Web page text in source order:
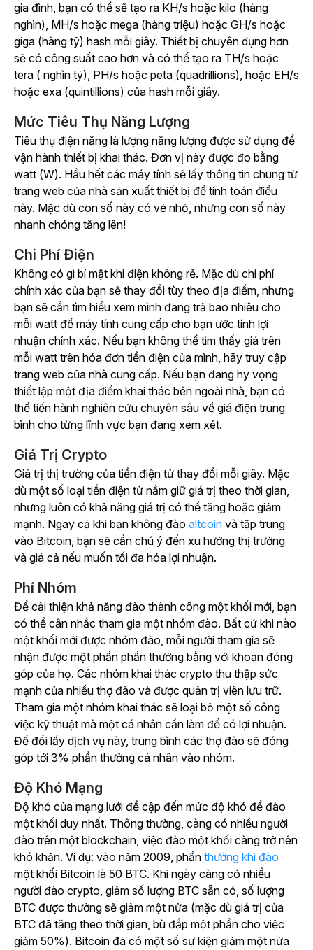
gia đình, bạn có thể sẽ tạo ra KH/s hoặc kilo (hàng
nghìn), MH/s hoặc mega (hàng triệu) hoặc GH/s hoặc
giga (hàng tỷ) hash mỗi giây. Thiết bị chuyên dụng hơn
sẽ có công suất cao hơn và có thể tạo ra TH/s hoặc
tera ( nghìn tỷ), PH/s hoặc peta (quadrillions), hoặc EH/s
hoặc exa (quintillions) của hash mỗi giây.
Mức Tiêu Thụ Năng Lượng
Tiêu thụ điện năng là lượng năng lượng được sử dụng để
vận hành thiết bị khai thác. Đơn vị này được đo bằng
watt (W). Hầu hết các máy tính sẽ lấy thông tin chung từ
trang web của nhà sản xuất thiết bị để tính toán điều
này. Mặc dù con số này có vẻ nhỏ, nhưng con số này
nhanh chóng tăng lên!
Chi Phí Điện
Không có gì bí mật khi điện không rẻ. Mặc dù chi phí
chính xác của bạn sẽ thay đổi tùy theo địa điểm, nhưng
bạn sẽ cần tìm hiểu xem mình đang trả bao nhiêu cho
mỗi watt để máy tính cung cấp cho bạn ước tính lợi
nhuận chính xác. Nếu bạn không thể tìm thấy giá trên
mỗi watt trên hóa đơn tiền điện của mình, hãy truy cập
trang web của nhà cung cấp. Nếu bạn đang hy vọng
thiết lập một địa điểm khai thác bên ngoài nhà, bạn có
thể tiến hành nghiên cứu chuyên sâu về giá điện trung
bình cho từng lĩnh vực bạn đang xem xét.
Giá Trị Crypto
Giá trị thị trường của tiền điện tử thay đổi mỗi giây. Mặc
dù một số loại tiền điện tử nắm giữ giá trị theo thời gian,
nhưng luôn có khả năng giá trị có thể tăng hoặc giảm
mạnh. Ngay cả khi bạn không đào altcoin và tập trung
vào Bitcoin, bạn sẽ cần chú ý đến xu hướng thị trường
và giá cả nếu muốn tối đa hóa lợi nhuận.
Phí Nhóm
Để cải thiện khả năng đào thành công một khối mới, bạn
có thể cân nhắc tham gia một nhóm đào. Bất cứ khi nào
một khối mới được nhóm đào, mỗi người tham gia sẽ
nhận được một phần phần thưởng bằng với khoản đóng
góp của họ. Các nhóm khai thác crypto thu thập sức
mạnh của nhiều thợ đào và được quản trị viên lưu trữ.
Tham gia một nhóm khai thác sẽ loại bỏ một số công
việc kỹ thuật mà một cá nhân cần làm để có lợi nhuận.
Để đổi lấy dịch vụ này, trung bình các thợ đào sẽ đóng
góp tới 3% phần thưởng cá nhân vào nhóm.
Độ Khó Mạng
Độ khó của mạng lưới đề cập đến mức độ khó để đào
một khối duy nhất. Thông thường, càng có nhiều người
đào trên một blockchain, việc đào một khối càng trở nên
khó khăn. Ví dụ: vào năm 2009, phần thưởng khi đào
một khối Bitcoin là 50 BTC. Khi ngày càng có nhiều
người đào crypto, giảm số lượng BTC sẵn có, số lượng
BTC được thưởng sẽ giảm một nửa (mặc dù giá trị của
BTC đã tăng theo thời gian, bù đắp một phần cho việc
giảm 50%). Bitcoin đã có một số sự kiện giảm một nửa